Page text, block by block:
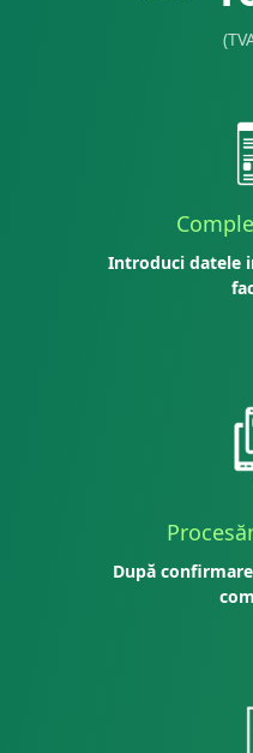
Introduci datele
După